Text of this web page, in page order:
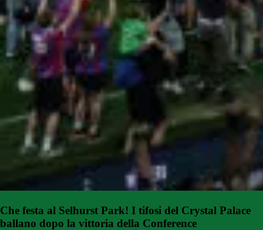
Che festa al Selhurst Park! I tifosi del Crystal Palace
ballano dopo la vittoria della Conference